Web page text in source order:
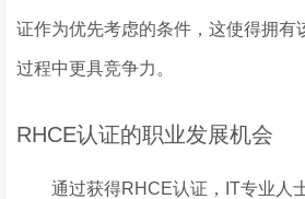
证作为优先考虑的条件，这使得拥有
过程中更具竞争力。
RHCE认证的职业发展机会
通过获得RHCE认证，IT专业人